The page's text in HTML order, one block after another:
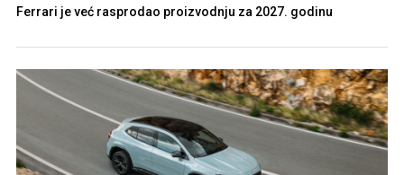
Ferrari je već rasprodao proizvodnju za 2027. godinu